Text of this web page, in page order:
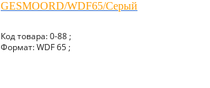
GESMOORD/WDF65/Серый
Код товара: 0-88 ;
Формат: WDF 65 ;